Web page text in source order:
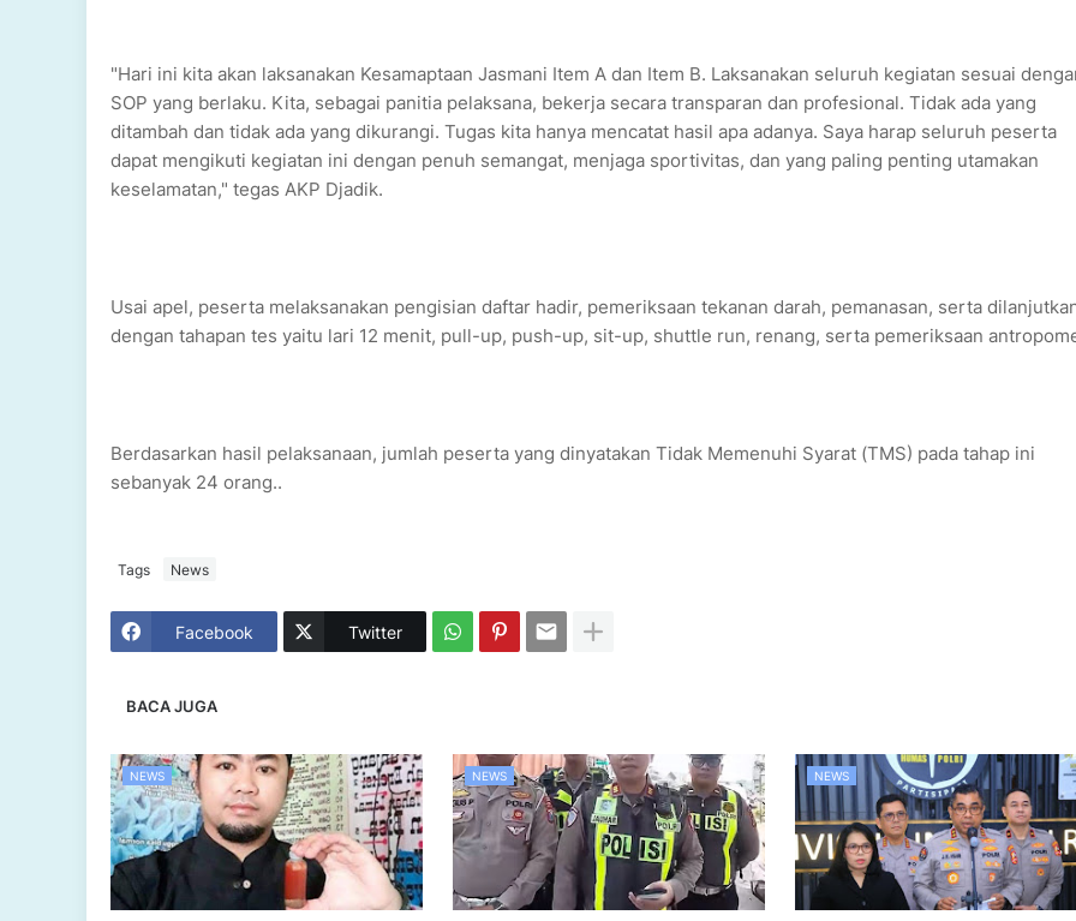
"Hari ini kita akan laksanakan Kesamaptaan Jasmani Item A dan Item B. Laksanakan seluruh kegiatan sesuai
SOP yang berlaku. Kita, sebagai panitia pelaksana, bekerja secara transparan dan profesional. Tidak ada yang
ditambah dan tidak ada yang dikurangi. Tugas kita hanya mencatat hasil apa adanya. Saya harap seluruh peserta
dapat mengikuti kegiatan ini dengan penuh semangat, menjaga sportivitas, dan yang paling penting utamakan
keselamatan," tegas AKP Djadik.
Usai apel, peserta melaksanakan pengisian daftar hadir, pemeriksaan tekanan darah, pemanasan, serta
dengan tahapan tes yaitu lari 12 menit, pull-up, push-up, sit-up, shuttle run, renang, serta pemeriksaan
Berdasarkan hasil pelaksanaan, jumlah peserta yang dinyatakan Tidak Memenuhi Syarat (TMS) pada tahap ini
sebanyak 24 orang..
Tags News
Facebook Twitter
BACA JUGA
NEWS NEWS NEWS